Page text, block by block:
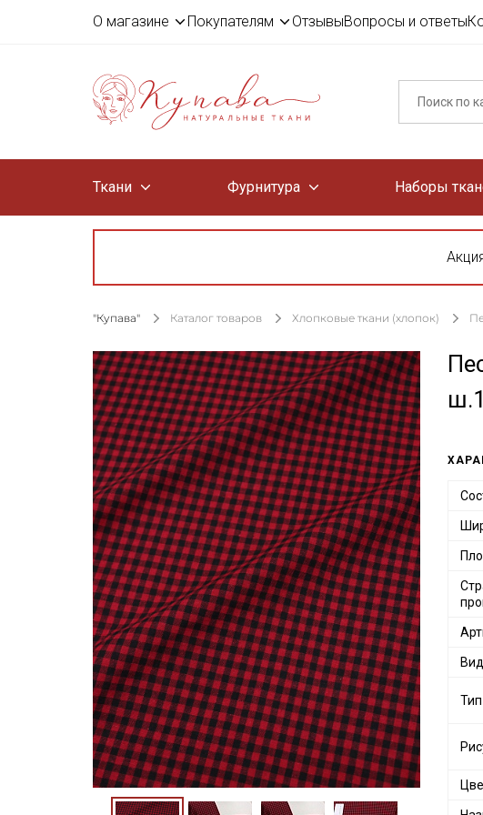
О магазине Покупателям ОтзывыВопросы и ответы
Ткани Фурнитура Наборы
"Купава" Каталог товаров Хлопковые ткани (хлопок)